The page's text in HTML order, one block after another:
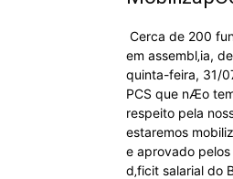
Cerca de 200
em assembl‚ia,
quinta-feira, 31/
PCS que nÆo
respeito pela
estaremos
e aprovado
d‚ficit salarial do